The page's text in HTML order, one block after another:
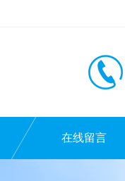
在线留言